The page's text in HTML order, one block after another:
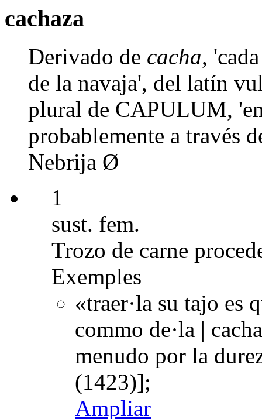
cachaza
Derivado de cacha,
de la navaja', del latín
plural de CAPULUM,
probablemente a través
Nebrija Ø
1
sust. fem.
Trozo de carne
Exemples
«traer·la su tajo es
commo de·la |
menudo por la
(1423)];
Ampliar